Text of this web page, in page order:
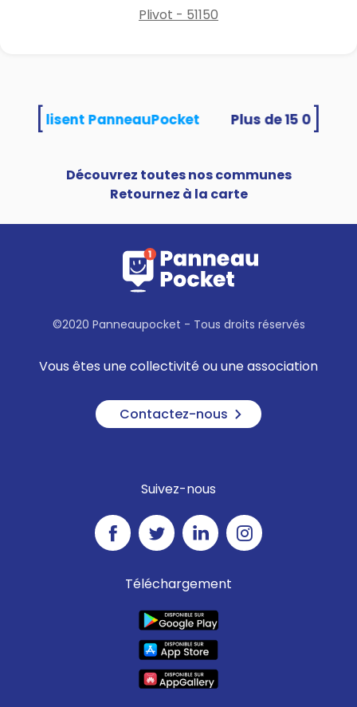
Plivot - 51150
utilisent PanneauPocket
Découvrez toutes nos communes
Retournez à la carte
©2020 Panneaupocket - Tous droits réservés
Vous êtes une collectivité ou une association
Contactez-nous
Suivez-nous
Téléchargement